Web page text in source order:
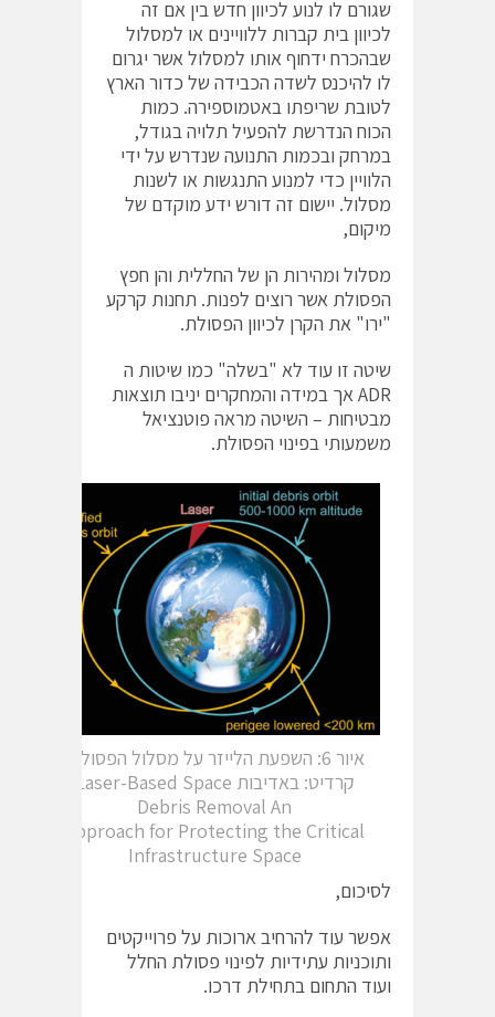
שגורם לו לנוע לכיוון חדש בין אם זה
לכיוון בית קברות ללוויינים או למסלול
שבהכרח ידחוף אותו למסלול אשר יגרום
לו להיכנס לשדה הכבידה של כדור הארץ
לטובת שריפתו באטמוספירה. כמות
הכוח הנדרשת להפעיל תלויה בגודל,
במרחק ובכמות התנועה שנדרש על ידי
הלוויין כדי למנוע התנגשות או לשנות
מסלול. יישום זה דורש ידע מוקדם של
מיקום,
מסלול ומהירות הן של החללית והן חפץ
הפסולת אשר רוצים לפנות. תחנות קרקע
"ירו" את הקרן לכיוון הפסולת.
שיטה זו עוד לא "בשלה" כמו שיטות ה
ADR אך במידה והמחקרים יניבו תוצאות
מבטיחות – השיטה מראה פוטנציאל
משמעותי בפינוי הפסולת.
איור 6: השפעת הלייזר על מסלול הפסולת.
קרדיט: באדיבות Laser-Based Space
Debris Removal An
Approach for Protecting the Critical
Infrastructure Space
לסיכום,
אפשר עוד להרחיב ארוכות על פרוייקטים
ותוכניות עתידיות לפינוי פסולת החלל
ועוד התחום בתחילת דרכו.